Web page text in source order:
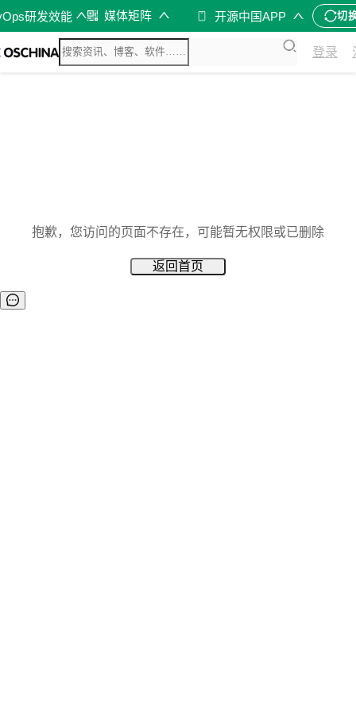
研发效能 媒体矩阵 开源中国APP 切
登录
抱歉，您访问的页面不存在，可能暂无权限或已删除
返回首页